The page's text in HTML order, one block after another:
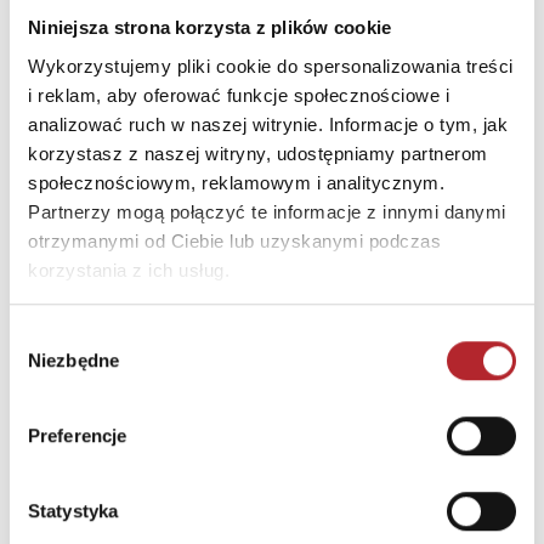
Niniejsza strona korzysta z plików cookie
Wykorzystujemy pliki cookie do spersonalizowania treści
i reklam, aby oferować funkcje społecznościowe i
analizować ruch w naszej witrynie. Informacje o tym, jak
korzystasz z naszej witryny, udostępniamy partnerom
społecznościowym, reklamowym i analitycznym.
Partnerzy mogą połączyć te informacje z innymi danymi
otrzymanymi od Ciebie lub uzyskanymi podczas
korzystania z ich usług.
zgody
Niezbędne
Preferencje
Statystyka
Ulica
ul. Janackovo nabrezi
1076/2
Kod pocztowy
150-00
Miasto
Smíchov, 150 00 Praha 5
E-mail
service@eurographics.ca
INNI KLIENCI KUPOWALI